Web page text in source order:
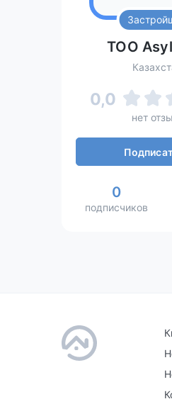
ТОО
0,0
нет
0
подписчиков